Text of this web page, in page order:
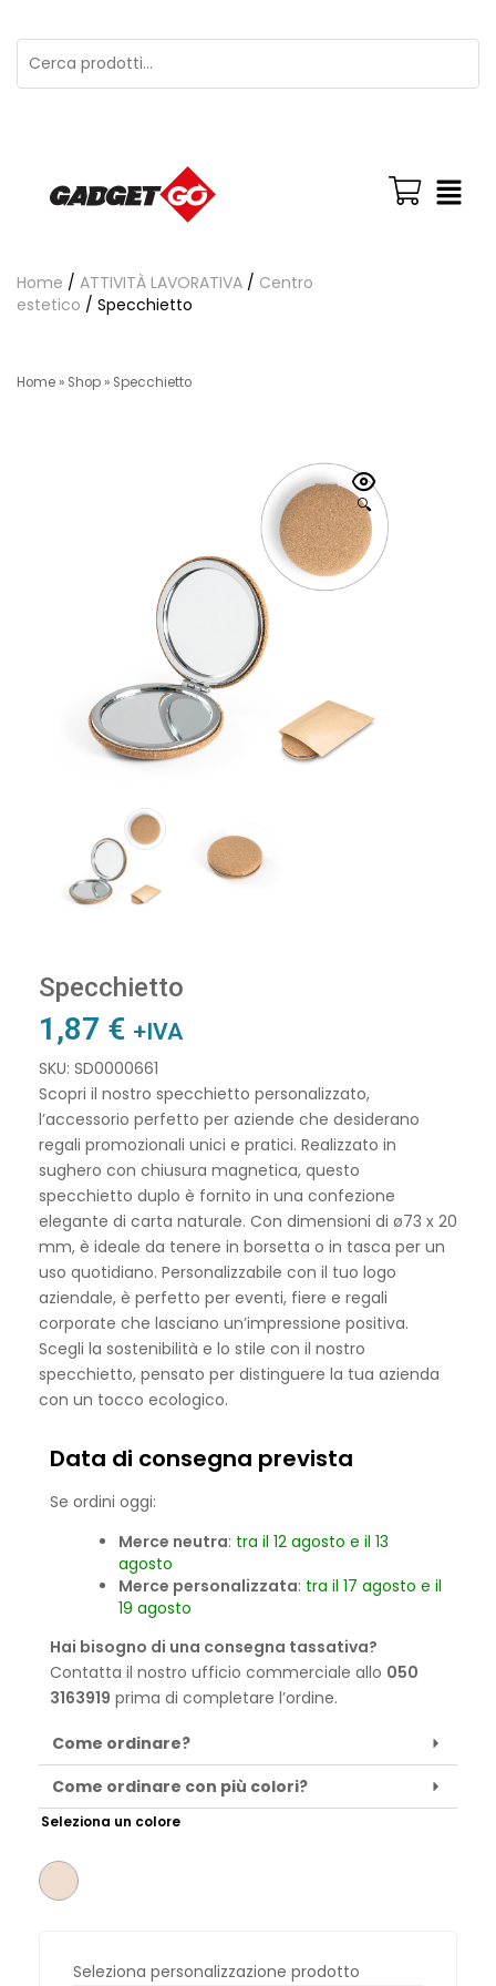
Home / ATTIVITÀ LAVORATIVA / Centro
estetico / Specchietto
Home » Shop » Specchietto
🔍
Specchietto
1,87 € +IVA
SKU: SD0000661
Scopri il nostro specchietto personalizzato,
l’accessorio perfetto per aziende che desiderano
regali promozionali unici e pratici. Realizzato in
sughero con chiusura magnetica, questo
specchietto duplo è fornito in una confezione
elegante di carta naturale. Con dimensioni di ø73 x 20
mm, è ideale da tenere in borsetta o in tasca per un
uso quotidiano. Personalizzabile con il tuo logo
aziendale, è perfetto per eventi, fiere e regali
corporate che lasciano un’impressione positiva.
Scegli la sostenibilità e lo stile con il nostro
specchietto, pensato per distinguere la tua azienda
con un tocco ecologico.
Data di consegna prevista
Se ordini oggi:
Merce neutra: tra il 12 agosto e il 13
agosto
Merce personalizzata: tra il 17 agosto e il
19 agosto
Hai bisogno di una consegna tassativa?
Contatta il nostro ufficio commerciale allo 050
3163919 prima di completare l’ordine.
Come ordinare?
Come ordinare con più colori?
Seleziona un colore
Seleziona personalizzazione prodotto